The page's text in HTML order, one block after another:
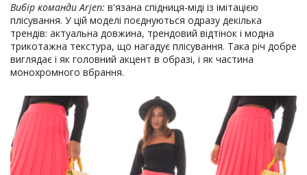
Вибір команди Arjen: в'язана спідниця-міді із імітацією
плісування. У цій моделі поєднуються одразу декілька
трендів: актуальна довжина, трендовий відтінок і модна
трикотажна текстура, що нагадує плісування. Така річ добре
виглядає і як головний акцент в образі, і як частина
монохромного вбрання.